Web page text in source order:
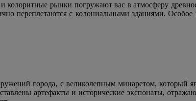
колоритные рынки погружают вас в атмосферу
переплетаются с колониальными зданиями.
города, с великолепным минаретом, который
артефакты и исторические экспонаты,